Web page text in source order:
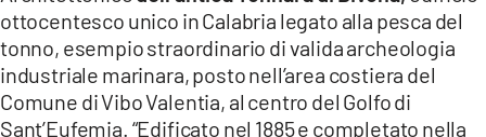
ANDROID
APPLE
ottocentesco unico in Calabria legato alla pesca del
tonno, esempio straordinario di valida archeologia
industriale marinara, posto nell’area costiera del
Comune di Vibo Valentia, al centro del Golfo di
Sant’Eufemia. “Edificato nel 1885 e completato nella